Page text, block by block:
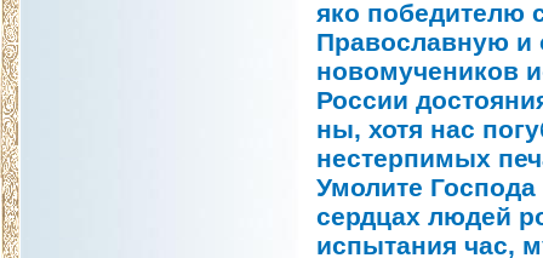
яко победителю
Православную и
новомучеников
России
ны, хотя нас
нестерпимых
Умолите
сердцах людей
испытания час,